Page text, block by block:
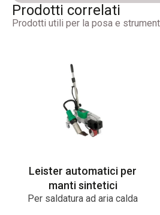
Building Line 2024 IT-EN
Prodotti correlati
Prodotti utili per la posa e
Leister automatici per
manti sintetici
Per saldatura ad aria calda